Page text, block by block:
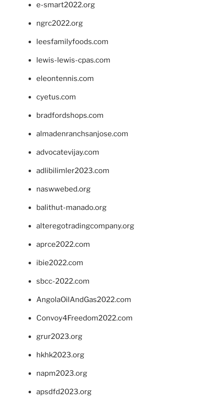
e-smart2022.org
ngrc2022.org
leesfamilyfoods.com
lewis-lewis-cpas.com
eleontennis.com
cyetus.com
bradfordshops.com
almadenranchsanjose.com
advocatevijay.com
adlibilimler2023.com
naswwebed.org
balithut-manado.org
alteregotradingcompany.org
aprce2022.com
ibie2022.com
sbcc-2022.com
AngolaOilAndGas2022.com
Convoy4Freedom2022.com
grur2023.org
hkhk2023.org
napm2023.org
apsdfd2023.org